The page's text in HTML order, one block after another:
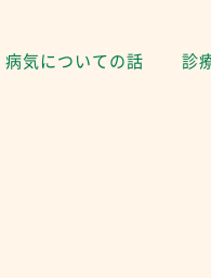
病気についての話 診